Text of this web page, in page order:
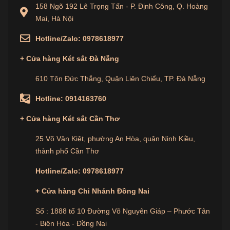
hậu mãi chu đáo. Từ việc vận chuyển, lắp đặt, bảo
trì đến tư vấn sử dụng, DongSung cam kết hỗ trợ
khách hàng mọi lúc mọi nơi.
Các dịch vụ hỗ trợ bao gồm lắp đặt chuyên nghiệp,
các phụ kiện thay thế khi cần thiết. DongSung còn
cung cấp các dịch vụ sửa chữa, bảo hành dài hạn để
đảm bảo bạn luôn có một sản phẩm hoạt động tốt
Các Sản Phẩm Két Sắt Xuất Khẩu Mỹ
DongSung Được Ưa Chuộng
Két Sắt Xuất Khẩu Mỹ DongSung US80
Két sắt DongSung US80 sử dụng khóa cơ, thích
hợp cho những ai ưa chuộng sự đơn giản và an toàn
158 Ngõ 192 Lê Trọng Tấn - P. Định Công, Q. Hoàng
Mai, Hà Nội
Hotline/Zalo: 0978618977
+ Cửa hàng Két sắt Đà Nẵng
610 Tôn Đức Thắng, Quận Liên Chiểu, TP. Đà Nẵng
Hotline: 0914163760
+ Cửa hàng Két sắt Cần Thơ
25 Võ Văn Kiệt, phường An Hòa, quận Ninh Kiều,
thành phố Cần Thơ
Hotline/Zalo: 0978618977
+ Cửa hàng Chi Nhánh Đồng Nai
Số : 1888 tổ 10 Đường Võ Nguyên Giáp – Phước Tân
- Biên Hòa - Đồng Nai